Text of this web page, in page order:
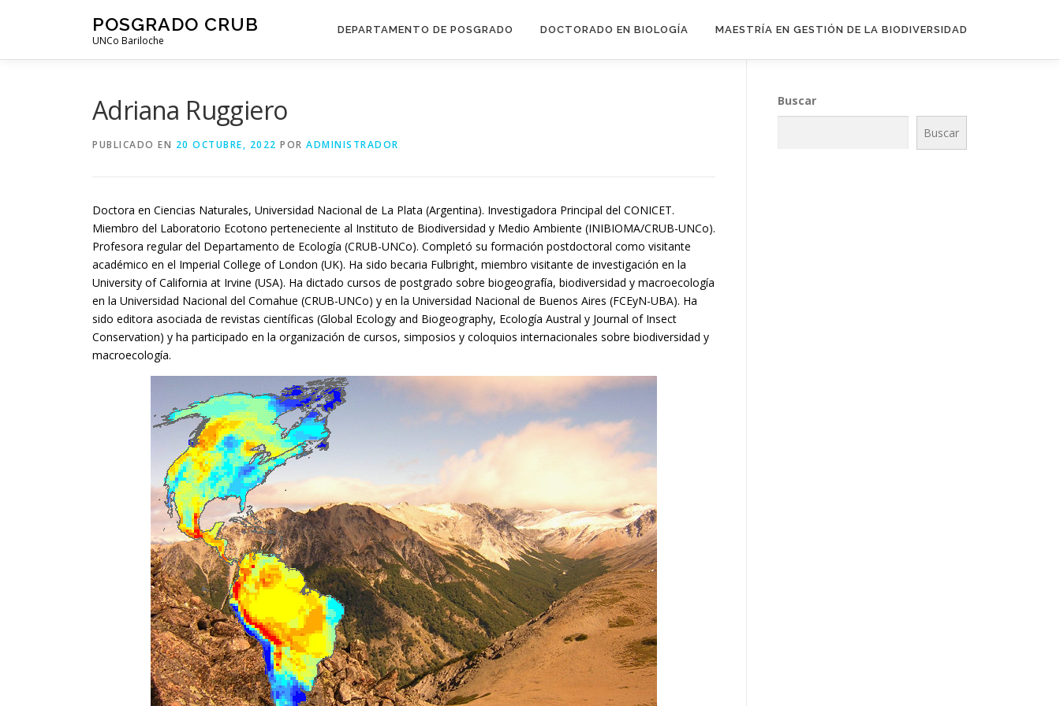
POSGRADO CRUB
UNCo Bariloche
DEPARTAMENTO DE POSGRADO DOCTORADO EN BIOLOGÍA MAESTRÍA EN GESTIÓN DE LA BIODIVERSIDAD
Adriana Ruggiero
PUBLICADO EN 20 OCTUBRE, 2022 POR ADMINISTRADOR
Doctora en Ciencias Naturales, Universidad Nacional de La Plata (Argentina). Investigadora Principal del CONICET.
Miembro del Laboratorio Ecotono perteneciente al Instituto de Biodiversidad y Medio Ambiente (INIBIOMA/CRUB-UNCo).
Profesora regular del Departamento de Ecología (CRUB-UNCo). Completó su formación postdoctoral como visitante
académico en el Imperial College of London (UK). Ha sido becaria Fulbright, miembro visitante de investigación en la
University of California at Irvine (USA). Ha dictado cursos de postgrado sobre biogeografía, biodiversidad y macroecología
en la Universidad Nacional del Comahue (CRUB-UNCo) y en la Universidad Nacional de Buenos Aires (FCEyN-UBA). Ha
sido editora asociada de revistas científicas (Global Ecology and Biogeography, Ecología Austral y Journal of Insect
Conservation) y ha participado en la organización de cursos, simposios y coloquios internacionales sobre biodiversidad y
macroecología.
Buscar
Buscar